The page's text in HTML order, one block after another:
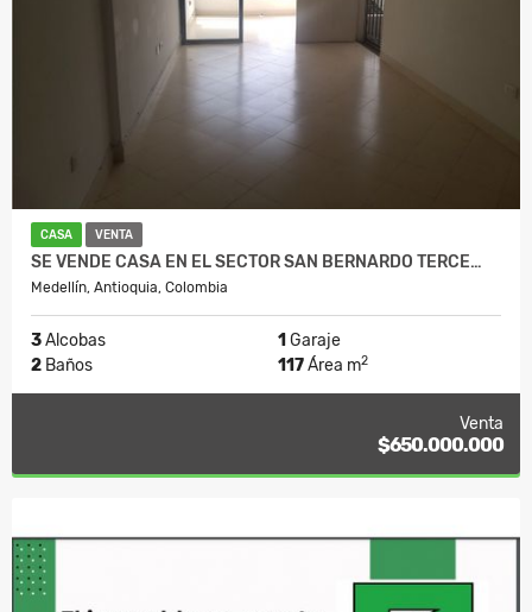
CASA VENTA
SE VENDE CASA EN EL SECTOR SAN BERNARDO TERCE…
Medellín, Antioquia, Colombia
3Alcobas 1 Garaje
2 Baños 117Área m2
Venta
$650.000.000